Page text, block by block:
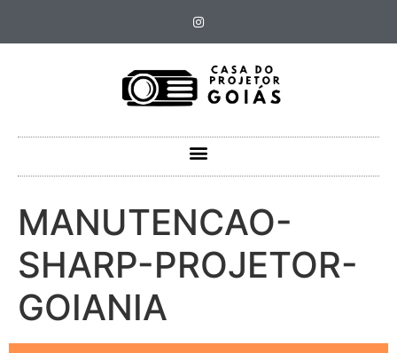
MANUTENCAO-
SHARP-PROJETOR-
GOIANIA